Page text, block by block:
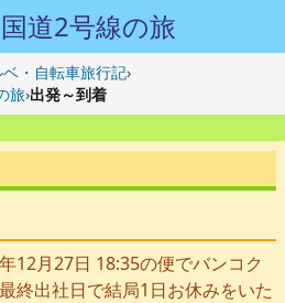
道2号線の旅
・自転車旅行記›
旅›出発～到着
12月27日 18:35の便でバンコク
終出社日で結局1日お休みをいた